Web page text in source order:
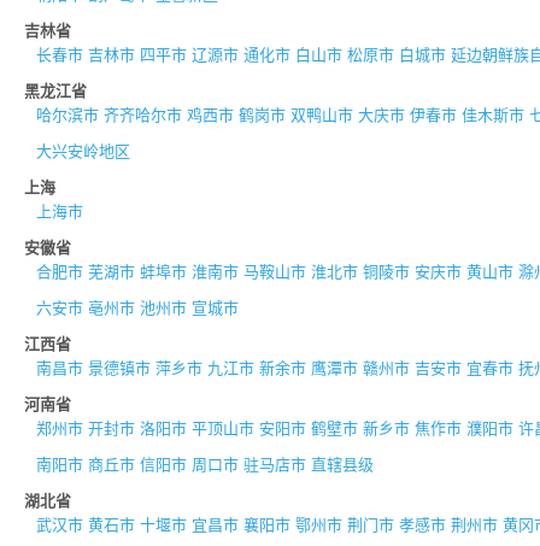
吉林省
长春市 吉林市 四平市 辽源市 通化市 白山市 松原市 白城市 延边朝鲜族
黑龙江省
哈尔滨市 齐齐哈尔市 鸡西市 鹤岗市 双鸭山市 大庆市 伊春市 佳木斯市
大兴安岭地区
上海
上海市
安徽省
合肥市 芜湖市 蚌埠市 淮南市 马鞍山市 淮北市 铜陵市 安庆市 黄山市 滁
六安市 亳州市 池州市 宣城市
江西省
南昌市 景德镇市 萍乡市 九江市 新余市 鹰潭市 赣州市 吉安市 宜春市 抚
河南省
郑州市 开封市 洛阳市 平顶山市 安阳市 鹤壁市 新乡市 焦作市 濮阳市 许
南阳市 商丘市 信阳市 周口市 驻马店市 直辖县级
湖北省
武汉市 黄石市 十堰市 宜昌市 襄阳市 鄂州市 荆门市 孝感市 荆州市 黄冈